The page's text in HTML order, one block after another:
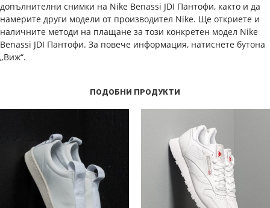
допълнителни снимки на Nike Benassi JDI Пантофи, както и да
намерите други модели от производител Nike. Ще откриете и
наличните методи на плащане за този конкретен модел Nike
Benassi JDI Пантофи. За повече информация, натиснете бутона
„Виж“.
ПОДОБНИ ПРОДУКТИ